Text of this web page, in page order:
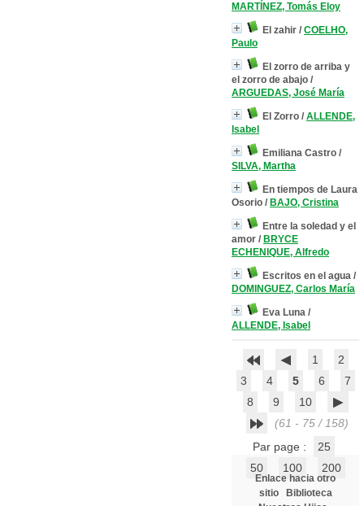
MARTÍNEZ, Tomás Eloy
El zahir / COELHO,
Paulo
El zorro de arriba y
el zorro de abajo /
ARGUEDAS, José María
El Zorro / ALLENDE,
Isabel
Emiliana Castro /
SILVA, Martha
En tiempos de Laura
Osorio / BAJO, Cristina
Entre la soledad y el
amor / BRYCE
ECHENIQUE, Alfredo
Escritos en el agua /
DOMINGUEZ, Carlos María
Eva Luna /
ALLENDE, Isabel
1
2
3
4 5 6
7
8
9
10
(61 - 75 / 158)
Par page :
25
50
100 200
Enlace hacia otro
sitio
Biblioteca